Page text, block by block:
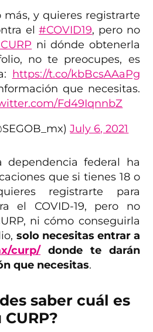
más, y quieres registrarte
el#COVID19, pero no
ni dónde obtenerla
no te preocupes, es
https://t.co/kbBcsAAaPg
que necesitas.
Fd49IqnnbZ
July 6, 2021
dependencia federal ha
que si tienes 18 o
registrarte para
el COVID-19, pero no
ni cómo conseguirla
solo necesitas entrar a
curp/donde te darán
que necesitas.
saber cuál es